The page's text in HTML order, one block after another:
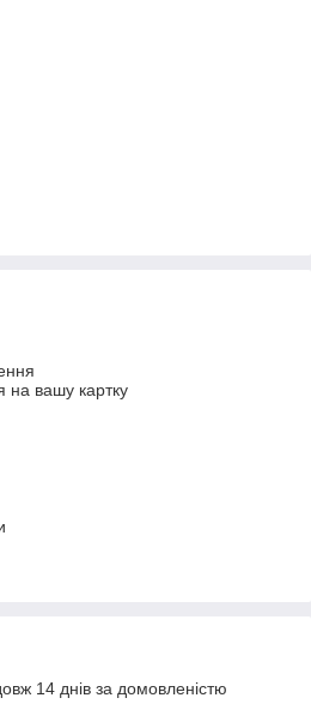
на вашу картку
14 днів за домовленістю